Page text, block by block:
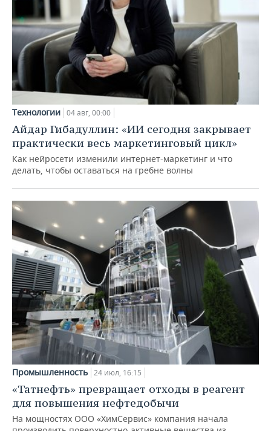
Технологии 04 авг, 00:00
Айдар Гибадуллин: «ИИ сегодня закрывает
практически весь маркетинговый цикл»
Как нейросети изменили интернет-маркетинг и что
делать, чтобы оставаться на гребне волны
Промышленность 24 июл, 16:15
«Татнефть» превращает отходы в реагент
для повышения нефтедобычи
На мощностях ООО «ХимСервис» компания начала